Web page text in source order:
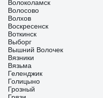
Волоколамск
Волосово
Волхов
Воскресенск
Воткинск
Выборг
Вышний Волочек
Вязники
Вязьма
Геленджик
Голицыно
Грозный